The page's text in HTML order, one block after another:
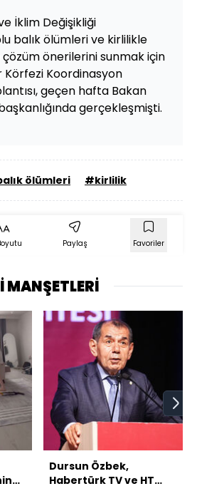
İklim Değişikliği
balık ölümleri ve kirlilikle
önerilerini sunmak için
Körfezi Koordinasyon
geçen hafta Bakan
gerçekleşmişti.
ölümleri #kirlilik
Paylaş Favoriler
MANŞETLERİ
Dursun Özbek,
Habertürk TV ve HT